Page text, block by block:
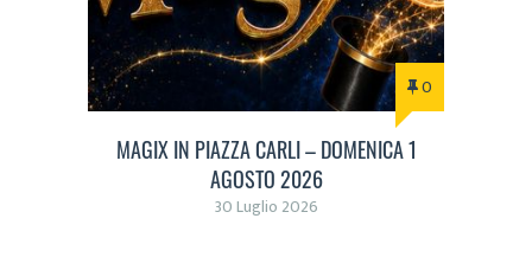
0
MAGIX IN PIAZZA CARLI – DOMENICA 1
AGOSTO 2026
30 Luglio 2026